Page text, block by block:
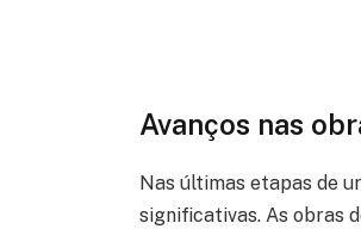
Avanços nas
Nas últimas etapas de
significativas. As obras